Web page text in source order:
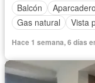
Balcón
Aparcadero
Gas natural
Vista
Hace 1 semana, 6 días